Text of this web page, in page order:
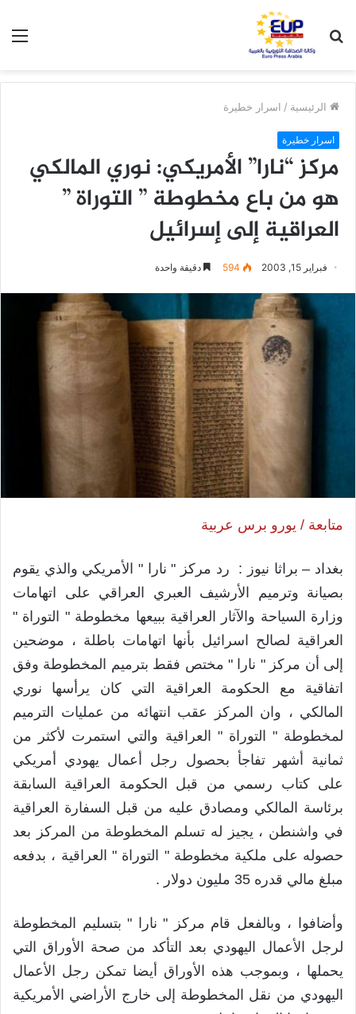
عن
الرئيسية / اسرار خطيرة
اسرار خطيرة
مركز “نارا” الأمريكي: نوري المالكي
هو من باع مخطوطة ” التوراة ”
العراقية إلى إسرائيل
فبراير 15, 2003 594 دقيقة واحدة
متابعة / يورو برس عربية
بغداد – براثا نيوز : رد مركز " نارا " الأمريكي والذي يقوم
بصيانة وترميم الأرشيف العبري العراقي على اتهامات
وزارة السياحة والآثار العراقية ببيعها مخطوطة " التوراة "
العراقية لصالح اسرائيل بأنها اتهامات باطلة ، موضحين
إلى أن مركز " نارا " مختص فقط بترميم المخطوطة وفق
اتفاقية مع الحكومة العراقية التي كان يرأسها نوري
المالكي ، وان المركز عقب انتهائه من عمليات الترميم
لمخطوطة " التوراة " العراقية والتي استمرت لأكثر من
ثمانية أشهر تفاجأ بحصول رجل أعمال يهودي أمريكي
على كتاب رسمي من قبل الحكومة العراقية السابقة
برئاسة المالكي ومصادق عليه من قبل السفارة العراقية
في واشنطن ، يجيز له تسلم المخطوطة من المركز بعد
حصوله على ملكية مخطوطة " التوراة " العراقية ، بدفعه
مبلغ مالي قدره 35 مليون دولار .
وأضافوا ، وبالفعل قام مركز " نارا " بتسليم المخطوطة
لرجل الأعمال اليهودي بعد التأكد من صحة الأوراق التي
يحملها ، وبموجب هذه الأوراق أيضا تمكن رجل الأعمال
اليهودي من نقل المخطوطة إلى خارج الأراضي الأمريكية